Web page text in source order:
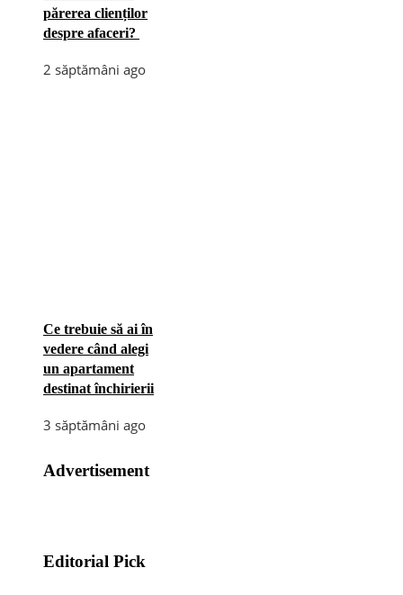
părerea clienților
despre afaceri?
2 săptămâni ago
Ce trebuie să ai în
vedere când alegi
un apartament
destinat închirierii
3 săptămâni ago
Advertisement
Editorial Pick